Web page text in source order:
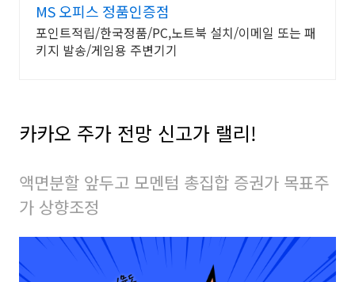
MS 오피스 정품인증점
포인트적립/한국정품/PC,노트북 설치/이메일 또는 패
키지 발송/게임용 주변기기
카카오 주가 전망 신고가 랠리!
액면분할 앞두고 모멘텀 총집합 증권가 목표주
가 상향조정